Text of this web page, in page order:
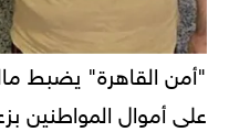
"أمن القاهرة" يضبط
على أموال المواطنين